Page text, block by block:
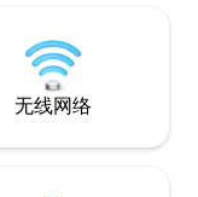
and families with
apartment can
guests, with the
space for one
无线网络